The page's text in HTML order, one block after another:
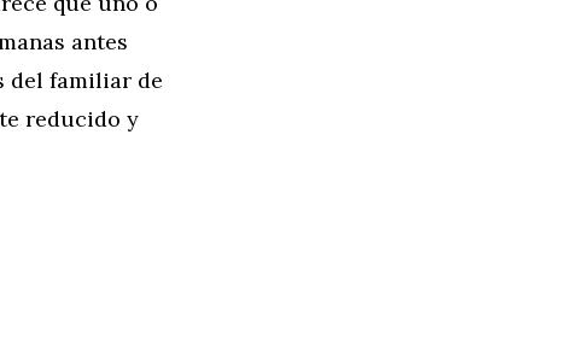
antes
del familiar de
reducido y